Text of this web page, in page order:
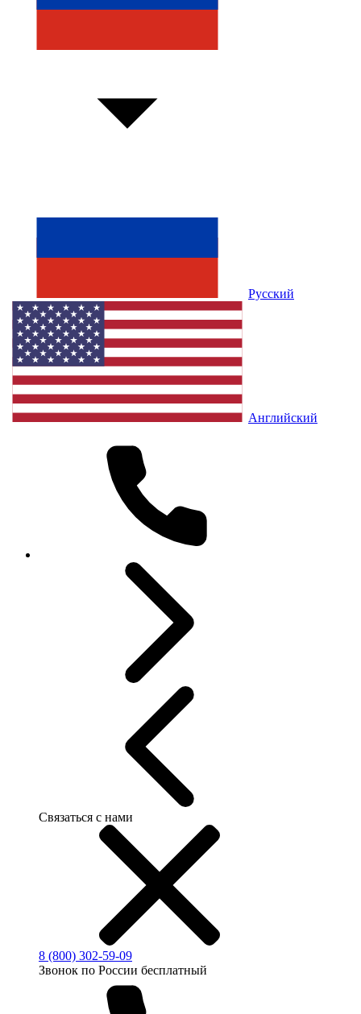
Русский
Английский
Связаться с нами
8 (800) 302-59-09
Звонок по России бесплатный